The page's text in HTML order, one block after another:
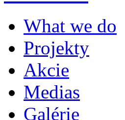
What we do
Projekty
Akcie
Medias
Galérie